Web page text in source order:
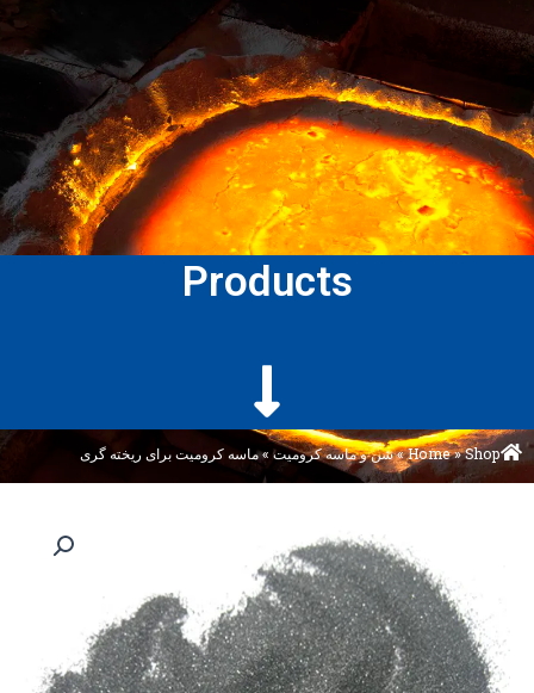
Products
Home»Shop
»شن و ماسه کرومیت»ماسه کرومیت برای ریخته گری